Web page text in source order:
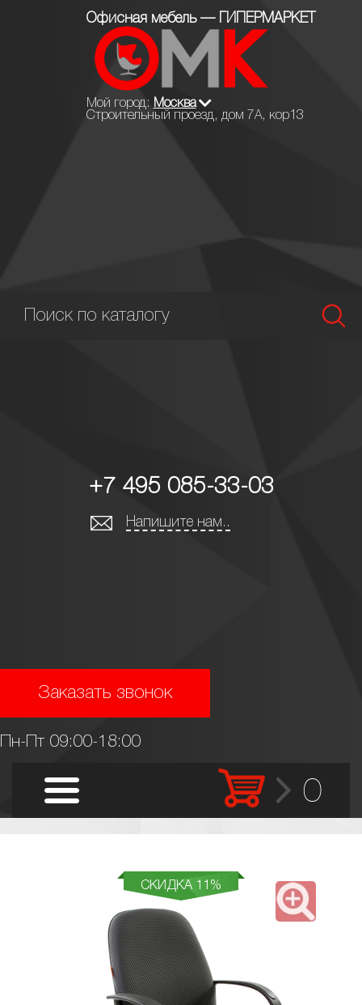
Офисная мебель — ГИПЕРМАРКЕТ
Мой город:
Москва
Строительный проезд, дом 7А, кор13
+7 495 085-33-03
Напишите нам..
Заказать звонок
Пн-Пт 09:00-18:00
0
СКИДКА 11%